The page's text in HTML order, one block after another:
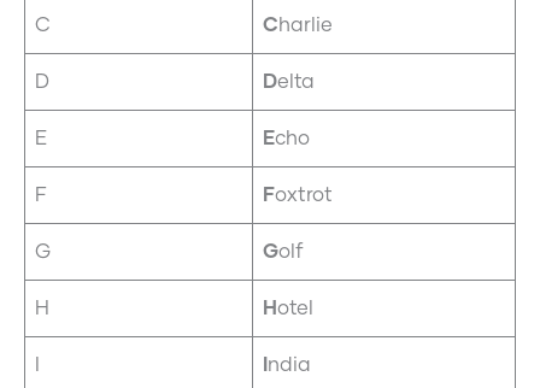
C Charlie
D Delta
E Echo
F Foxtrot
G Golf
H Hotel
ndia